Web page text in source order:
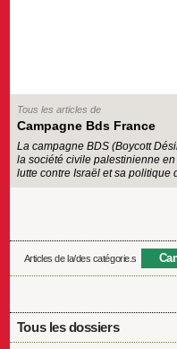
Tous les articles de
Campagne Bds France
La campagne BDS (Boycott
la société civile palestinienne
lutte contre Israël et sa politique
Articles de la/des catégorie.s
Tous les dossiers